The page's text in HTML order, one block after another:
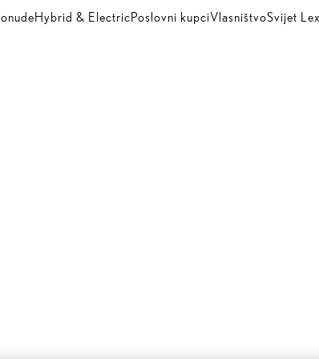
Hybrid & ElectricPoslovni kupciVlasništvoSvijet